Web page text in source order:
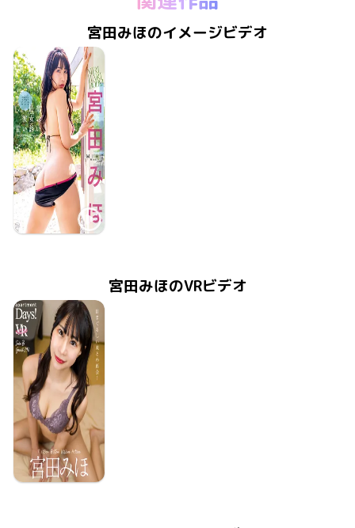
宮田みほのイメージビデオ
宮田みほ
宮田みほのVRビデオ
宮田みほ